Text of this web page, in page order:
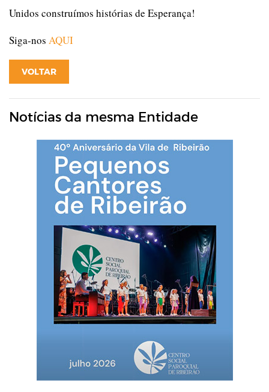
Unidos construímos histórias de Esperança!
Siga-nos AQUI
VOLTAR
Notícias da mesma Entidade